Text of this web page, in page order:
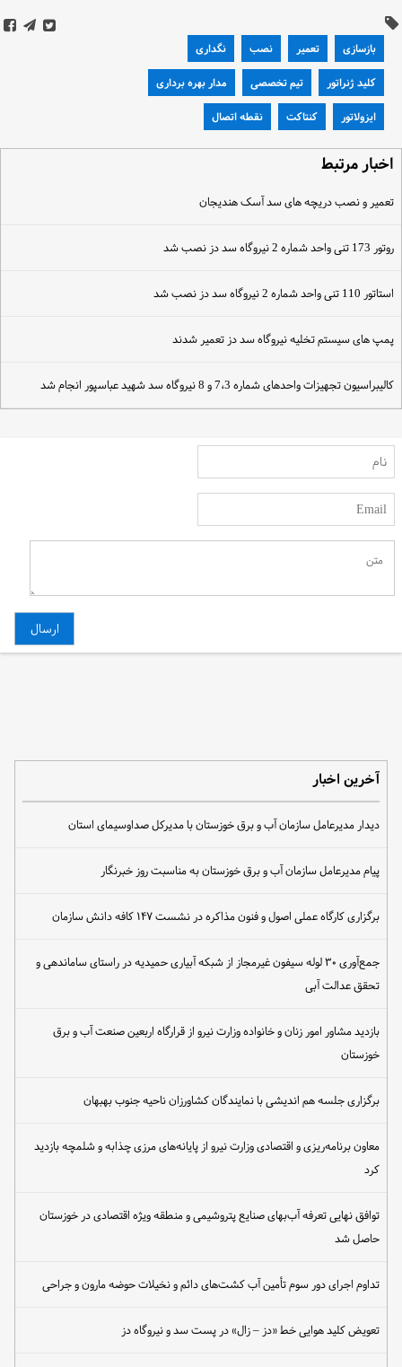
بازسازی تعمیر نصب نگداری
کلید ژنراتور تیم تخصصی مدار بهره برداری
ایزولاتور کنتاکت نقطه اتصال
اخبار مرتبط
تعمیر و نصب دریچه های سد آسک هندیجان
روتور 173 تنی واحد شماره 2 نیروگاه سد دز نصب شد
استاتور 110 تنی واحد شماره 2 نیروگاه سد دز نصب شد
پمپ های سیستم تخلیه نیروگاه سد دز تعمیر شدند
کالیبراسیون تجهیزات واحدهای شماره 7،3 و 8 نیروگاه سد شهید عباسپور انجام شد
آخرین اخبار
دیدار مدیرعامل سازمان آب و برق خوزستان با مدیرکل صداوسیمای استان
پیام مدیرعامل سازمان آب و برق خوزستان به مناسبت روز خبرنگار
برگزاری کارگاه عملی اصول و فنون مذاکره در نشست ۱۴۷ کافه دانش سازمان
جمع‌آوری ۳۰ لوله سیفون غیرمجاز از شبکه آبیاری حمیدیه در راستای ساماندهی و
تحقق عدالت آبی
بازدید مشاور امور زنان و خانواده وزارت نیرو از قرارگاه اربعین صنعت آب و برق
خوزستان
برگزاری جلسه هم اندیشی با نمایندگان کشاورزان ناحیه جنوب بهبهان
معاون برنامه‌ریزی و اقتصادی وزارت نیرو از پایانه‌های مرزی چذابه و شلمچه بازدید
کرد
توافق نهایی تعرفه آب‌بهای صنایع پتروشیمی و منطقه ویژه اقتصادی در خوزستان
حاصل شد
تداوم اجرای دور سوم تأمین آب کشت‌های دائم و نخیلات حوضه مارون و جراحی
تعویض کلید هوایی خط «دز – زال» در پست سد و نیروگاه دز